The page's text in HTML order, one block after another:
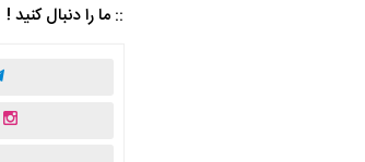
:: ما را دنبال کنید !